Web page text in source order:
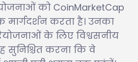
को CoinMarketCap
मार्गदर्शन करता है। उनका
के लिए विश्वसनीय
सुनिश्चित करना कि वे